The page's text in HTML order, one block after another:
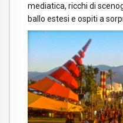
mediatica, ricchi di
ballo estesi e ospiti a